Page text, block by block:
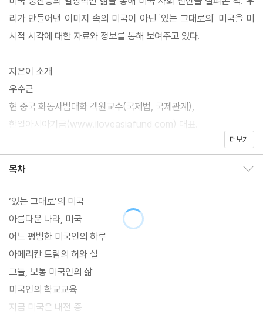
리가 만들어낸 이미지 속의 미국이 아닌 '있는 그대로의' 미국을 미
시적 시각에 대한 자료와 정보를 통해 보여주고 있다.
지은이 소개
우수근
현 중국 화동사범대학 객원교수(국제법, 국제관계),
한일아시아기금(www.iloveasiafund.com) 대표.
일본 문부성 국비유학생으로 게이오[慶應]대학원에서 국제법 석·
대표, EBS 도쿄 통신원, 재일월간지 『아리랑』 기자, 미국 미네소타
로스쿨 LL.M.졸업.
저서로는 일본에서 『たたかれる覺悟で書いた韓國人ウ君か
ら日本への直言』『韓國人ウ君の「日韓の壁」って,なんだ
ろう』, 한국에서는 『캄보디아에서 한일(韓日)을 보다』.
역서로는 『성공한 재일 한국인 100인』.
논문으로는 「중국에 있어서의 외국인 투자의 보호 및 한계」「우주의
지속적인 개발과 법」 등.
더보기
목차
‘있는 그대로’의 미국
아름다운 나라, 미국
어느 평범한 미국인의 하루
아메리칸 드림의 허와 실
그들, 보통 미국인의 삶
미국인의 학교교육
지금 미국은 내전 중